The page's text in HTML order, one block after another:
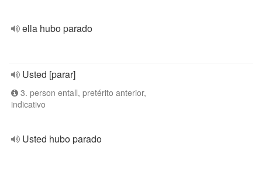
ella hubo parado
Usted [parar]
3. person entall, pretérito anterior,
indicativo
Usted hubo parado